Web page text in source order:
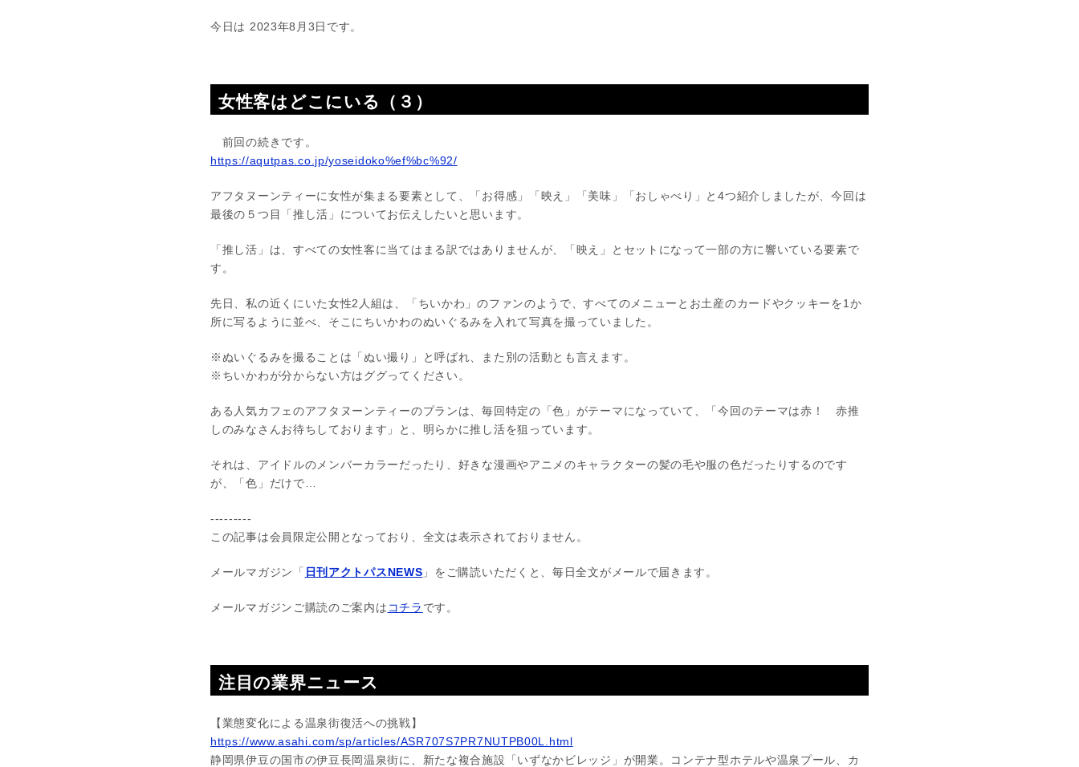
今日は 2023年8月3日です。
女性客はどこにいる（３）
前回の続きです。
https://aqutpas.co.jp/yoseidoko%ef%bc%92/
アフタヌーンティーに女性が集まる要素として、「お得感」「映え」「美味」「おしゃべり」と4つ紹介しましたが、今回は
最後の５つ目「推し活」についてお伝えしたいと思います。
「推し活」は、すべての女性客に当てはまる訳ではありませんが、「映え」とセットになって一部の方に響いている要素で
す。
先日、私の近くにいた女性2人組は、「ちいかわ」のファンのようで、すべてのメニューとお土産のカードやクッキーを1か
所に写るように並べ、そこにちいかわのぬいぐるみを入れて写真を撮っていました。
※ぬいぐるみを撮ることは「ぬい撮り」と呼ばれ、また別の活動とも言えます。
※ちいかわが分からない方はググってください。
ある人気カフェのアフタヌーンティーのプランは、毎回特定の「色」がテーマになっていて、「今回のテーマは赤！ 赤推
しのみなさんお待ちしております」と、明らかに推し活を狙っています。
それは、アイドルのメンバーカラーだったり、好きな漫画やアニメのキャラクターの髪の毛や服の色だったりするのです
が、「色」だけで…
---------
この記事は会員限定公開となっており、全文は表示されておりません。
メールマガジン「 日刊アクトパスNEWS 」をご購読いただくと、毎日全文がメールで届きます。
メールマガジンご購読のご案内は コチラ です。
注目の業界ニュース
【業態変化による温泉街復活への挑戦】
https://www.asahi.com/sp/articles/ASR707S7PR7NUTPB00L.html
静岡県伊豆の国市の伊豆長岡温泉街に、新たな複合施設「いずなかビレッジ」が開業。コンテナ型ホテルや温泉プール、カ